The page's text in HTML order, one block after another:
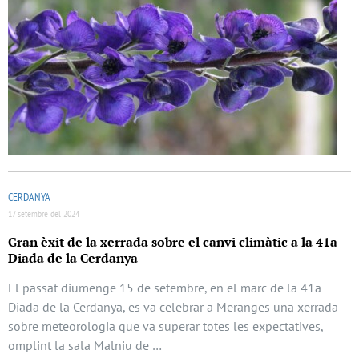
CERDANYA
17 setembre del 2024
Gran èxit de la xerrada sobre el canvi climàtic a la 41a
Diada de la Cerdanya
El passat diumenge 15 de setembre, en el marc de la 41a
Diada de la Cerdanya, es va celebrar a Meranges una xerrada
sobre meteorologia que va superar totes les expectatives,
omplint la sala Malniu de …